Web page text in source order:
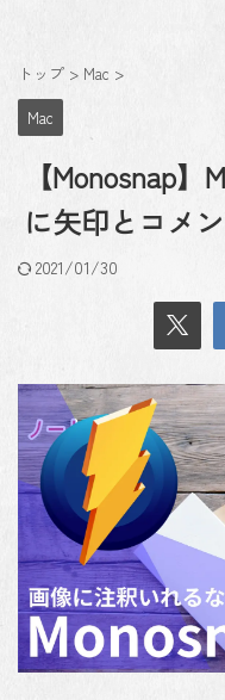
トップ > Mac >
Mac
【Monosnap
に矢印とコメ
2021/01/30